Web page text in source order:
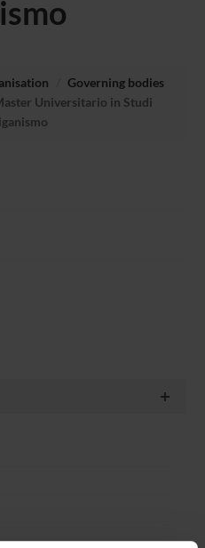
Governing bodies
Universitario in Studi